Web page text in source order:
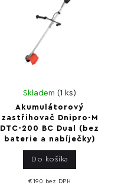
Akumulátorový
zastřihovač Dnipro-M
DTC-200 BC Dual (bez
baterie a nabíječky)
Skladem(1 ks)
€190 bez DPH
Do košíka